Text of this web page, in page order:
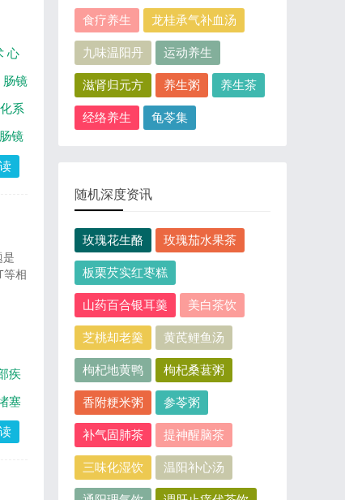
心
肠镜
系
肠镜
是
等相
疾
塞
食疗养生 龙桂承气补血汤
九味温阳丹 运动养生
滋肾归元方 养生粥 养生茶
经络养生 龟苓集
随机深度资讯
玫瑰花生酪 玫瑰茄水果茶
板栗芡实红枣糕
山药百合银耳羹 美白茶饮
芝桃却老羹 黄芪鲤鱼汤
枸杞地黄鸭 枸杞桑葚粥
香附粳米粥 参苓粥
补气固肺茶 提神醒脑茶
三味化湿饮 温阳补心汤